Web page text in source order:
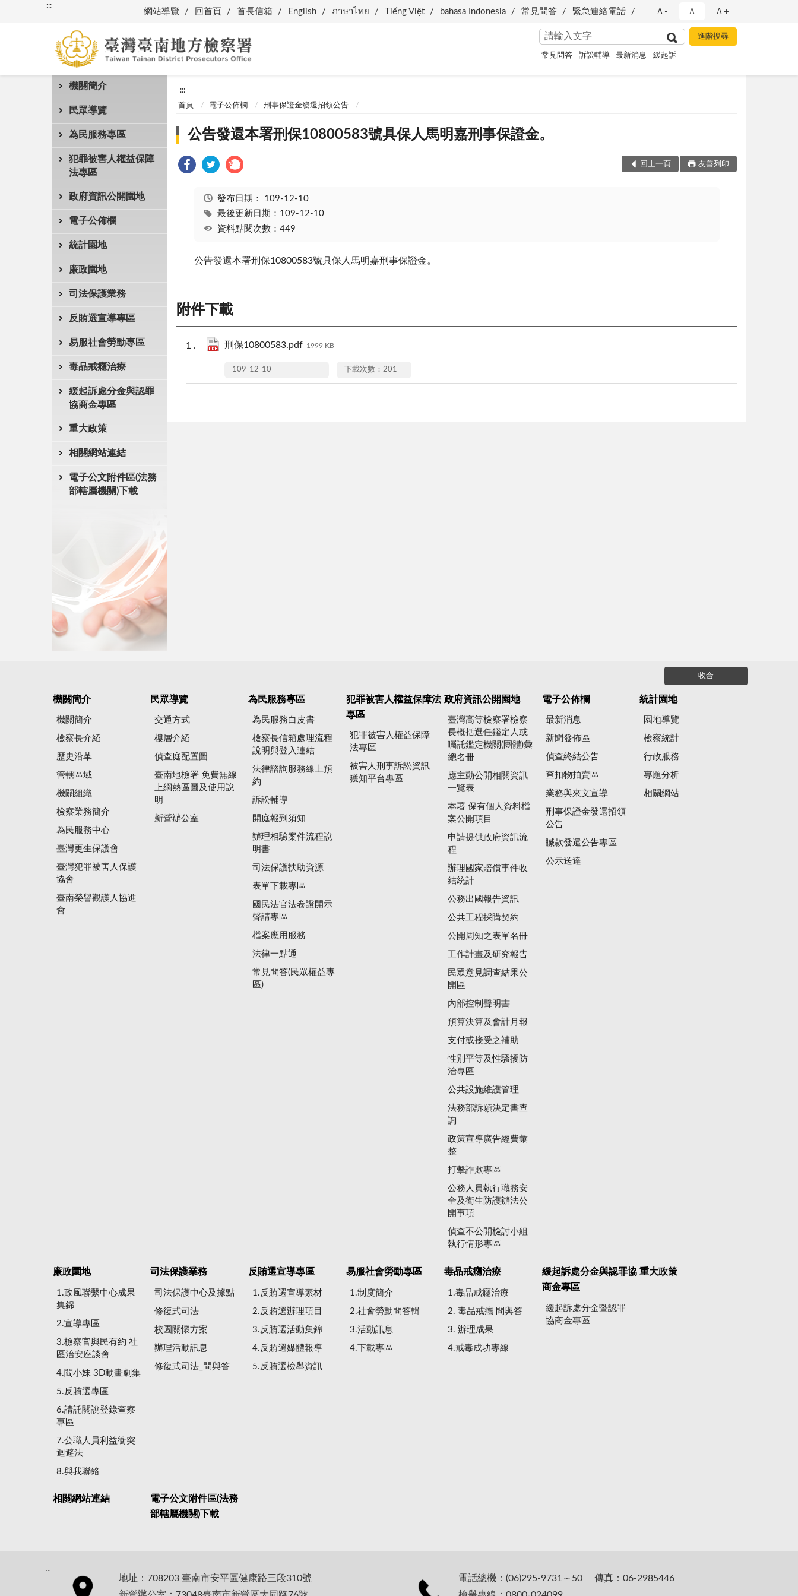
:::
網站導覽 回首頁 首長信箱 English ภาษาไทย Tiếng Việt bahasa Indonesia 常見問答 緊急連絡電話 Ａ- Ａ Ａ+
常見問答 訴訟輔導 最新消息 緩起訴
機關簡介
民眾導覽
為民服務專區
犯罪被害人權益保障
法專區
政府資訊公開園地
電子公佈欄
統計園地
廉政園地
司法保護業務
反賄選宣導專區
易服社會勞動專區
毒品戒癮治療
緩起訴處分金與認罪
協商金專區
重大政策
相關網站連結
電子公文附件區(法務
部轄屬機關)下載
:::
首頁 電子公佈欄 刑事保證金發還招領公告
公告發還本署刑保10800583號具保人馬明嘉刑事保證金。
回上一頁 友善列印
發布日期： 109-12-10
最後更新日期：109-12-10
資料點閱次數：449
公告發還本署刑保10800583號具保人馬明嘉刑事保證金。
附件下載
刑保10800583.pdf 1999 KB
109-12-10 下載次數：201
收合
機關簡介
機關簡介
檢察長介紹
歷史沿革
管轄區域
機關組織
檢察業務簡介
為民服務中心
臺灣更生保護會
臺灣犯罪被害人保護
協會
臺南榮譽觀護人協進
會
民眾導覽
交通方式
樓層介紹
偵查庭配置圖
臺南地檢署 免費無線
上網熱區圖及使用說
明
新營辦公室
為民服務專區
為民服務白皮書
檢察長信箱處理流程
說明與登入連結
法律諮詢服務線上預
約
訴訟輔導
開庭報到須知
辦理相驗案件流程說
明書
司法保護扶助資源
表單下載專區
國民法官法卷證開示
聲請專區
檔案應用服務
法律一點通
常見問答(民眾權益專
區)
犯罪被害人權益保障法
專區
犯罪被害人權益保障
法專區
被害人刑事訴訟資訊
獲知平台專區
政府資訊公開園地
臺灣高等檢察署檢察
長概括選任鑑定人或
囑託鑑定機關(團體)彙
總名冊
應主動公開相關資訊
一覽表
本署 保有個人資料檔
案公開項目
申請提供政府資訊流
程
辦理國家賠償事件收
結統計
公務出國報告資訊
公共工程採購契約
公開周知之表單名冊
工作計畫及研究報告
民眾意見調查結果公
開區
內部控制聲明書
預算決算及會計月報
支付或接受之補助
性別平等及性騷擾防
治專區
公共設施維護管理
法務部訴願決定書查
詢
政策宣導廣告經費彙
整
打擊詐欺專區
公務人員執行職務安
全及衛生防護辦法公
開事項
偵查不公開檢討小組
執行情形專區
電子公佈欄
最新消息
新聞發佈區
偵查終結公告
查扣物拍賣區
業務與來文宣導
刑事保證金發還招領
公告
贓款發還公告專區
公示送達
統計園地
園地導覽
檢察統計
行政服務
專題分析
相關網站
廉政園地
1.政風聯繫中心成果
集錦
2.宣導專區
3.檢察官與民有約 社
區治安座談會
4.閻小妹 3D動畫劇集
5.反賄選專區
6.請託關說登錄查察
專區
7.公職人員利益衝突
迴避法
8.與我聯絡
司法保護業務
司法保護中心及據點
修復式司法
校園關懷方案
辦理活動訊息
修復式司法_問與答
反賄選宣導專區
1.反賄選宣導素材
2.反賄選辦理項目
3.反賄選活動集錦
4.反賄選媒體報導
5.反賄選檢舉資訊
易服社會勞動專區
1.制度簡介
2.社會勞動問答輯
3.活動訊息
4.下載專區
毒品戒癮治療
1.毒品戒癮治療
2. 毒品戒癮 問與答
3. 辦理成果
4.戒毒成功專線
緩起訴處分金與認罪協
商金專區
緩起訴處分金暨認罪
協商金專區
重大政策
相關網站連結
電子公文附件區(法務
部轄屬機關)下載
:::
地址：708203 臺南市安平區健康路三段310號
電話總機：(06)295-9731～50 傳真：06-2985446